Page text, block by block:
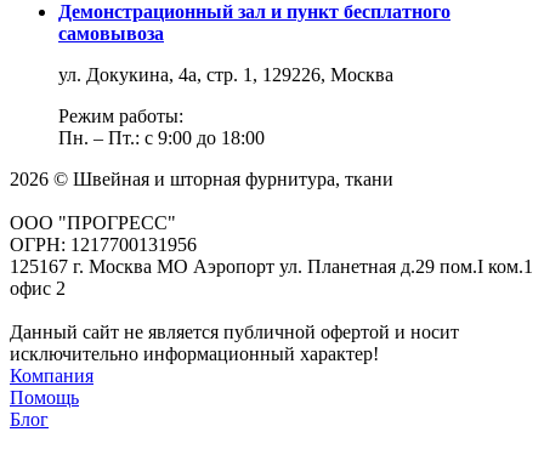
Демонстрационный зал и пункт бесплатного
самовывоза
ул. Докукина, 4а, стр. 1, 129226, Москва
Режим работы:
Пн. – Пт.: с 9:00 до 18:00
2026 © Швейная и шторная фурнитура, ткани
ООО "ПРОГРЕСС"
ОГРН: 1217700131956
125167 г. Москва МО Аэропорт ул. Планетная д.29 пом.I ком.1
офис 2
Данный сайт не является публичной офертой и носит
исключительно информационный характер!
Компания
Помощь
Блог